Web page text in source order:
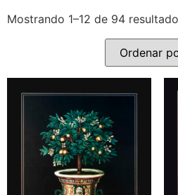
Mostrando 1–12 de 94